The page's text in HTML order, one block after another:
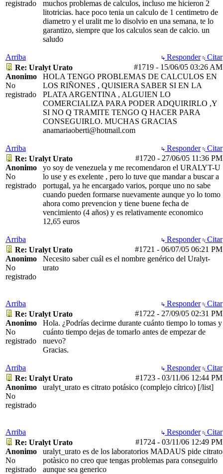
registrado
muchos problemas de calculos, incluso me hicieron 2
litotricias. hace poco tenia un calculo de 1 centimetro de
diametro y el uralit me lo disolvio en una semana, te lo
garantizo, siempre que los calculos sean de calcio. un
saludo
Arriba Responder
Citar
#1719 - 15/06/05 03:26 AM
Re: Uralyt Urato
Anonimo
No
registrado
HOLA TENGO PROBLEMAS DE CALCULOS EN
LOS RIÑONES , QUISIERA SABER SI EN LA
PLATA ARGENTINA , ALGUIEN LO
COMERCIALIZA PARA PODER ADQUIRIRLO ,Y
SI NO Q TRAMITE TENGO Q HACER PARA
CONSEGUIRLO. MUCHAS GRACIAS
anamariaoberti@hotmail.com
Arriba Responder
Citar
#1720 - 27/06/05 11:36 PM
Re: Uralyt Urato
Anonimo
No
registrado
yo soy de venezuela y me recomendaron el URALYT-U
lo use y es exelente , pero lo tuve que mandar a buscar a
portugal, ya he encargado varios, porque uno no sabe
cuando pueden formarse nuevamente aunque yo lo tomo
ahora como prevencion y tiene buene fecha de
vencimiento (4 años) y es relativamente economico
12,65 euros
Arriba Responder
Citar
#1721 - 06/07/05 06:21 PM
Re: Uralyt Urato
Anonimo
No
registrado
Necesito saber cuál es el nombre genérico del Uralyt-
urato
Arriba Responder
Citar
#1722 - 27/09/05 02:31 PM
Re: Uralyt Urato
Anonimo
No
registrado
Hola. ¿Podrías decirme durante cuánto tiempo lo tomas y
cuánto tiempo dejas de tomarlo antes de empezar de
nuevo?
Gracias.
Arriba Responder
Citar
#1723 - 03/11/06 12:44 PM
Re: Uralyt Urato
Anonimo
No
registrado
uralyt_urato es citrato potásico (complejo cítrico) [/list]
Arriba Responder
Citar
#1724 - 03/11/06 12:49 PM
Re: Uralyt Urato
Anonimo
No
registrado
uralyt_urato es de los laboratorios MADAUS pide citrato
potàsico no creo que tengas problemas para conseguirlo
aunque sea generico